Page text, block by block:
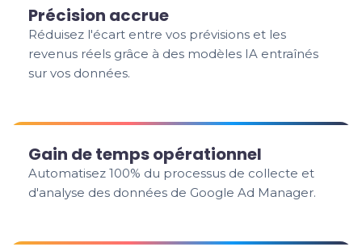
Précision accrue
Réduisez l'écart entre vos prévisions et les
revenus réels grâce à des modèles IA entraînés
sur vos données.
Gain de temps opérationnel
Automatisez 100% du processus de collecte et
d'analyse des données de Google Ad Manager.